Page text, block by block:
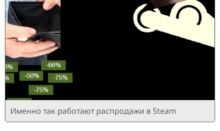
Именно так работают распродажи в Steam